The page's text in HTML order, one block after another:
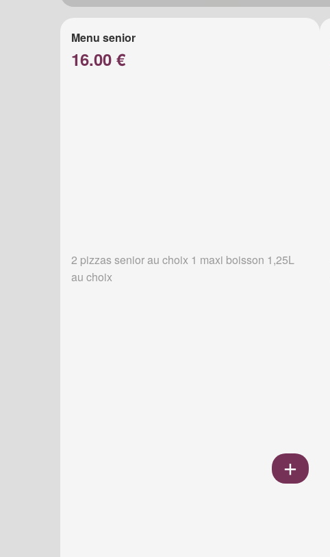
Menu senior
16.00 €
2 pizzas senior au choix 1 maxi boisson 1,25L
au choix